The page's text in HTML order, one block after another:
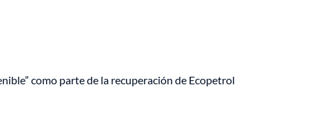
como parte de la recuperación de Ecopetrol